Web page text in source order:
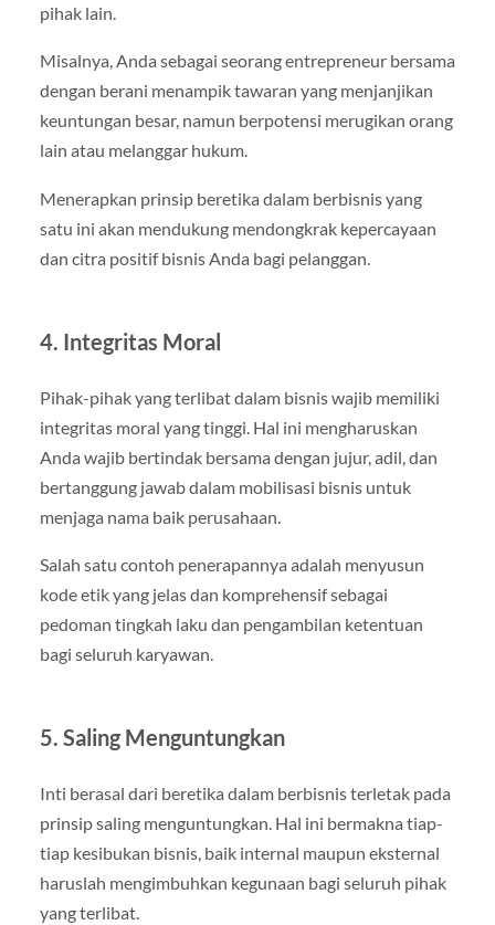
pihak lain.
Misalnya, Anda sebagai seorang entrepreneur bersama
dengan berani menampik tawaran yang menjanjikan
keuntungan besar, namun berpotensi merugikan orang
lain atau melanggar hukum.
Menerapkan prinsip beretika dalam berbisnis yang
satu ini akan mendukung mendongkrak kepercayaan
dan citra positif bisnis Anda bagi pelanggan.
4. Integritas Moral
Pihak-pihak yang terlibat dalam bisnis wajib memiliki
integritas moral yang tinggi. Hal ini mengharuskan
Anda wajib bertindak bersama dengan jujur, adil, dan
bertanggung jawab dalam mobilisasi bisnis untuk
menjaga nama baik perusahaan.
Salah satu contoh penerapannya adalah menyusun
kode etik yang jelas dan komprehensif sebagai
pedoman tingkah laku dan pengambilan ketentuan
bagi seluruh karyawan.
5. Saling Menguntungkan
Inti berasal dari beretika dalam berbisnis terletak pada
prinsip saling menguntungkan. Hal ini bermakna tiap-
tiap kesibukan bisnis, baik internal maupun eksternal
haruslah mengimbuhkan kegunaan bagi seluruh pihak
yang terlibat.